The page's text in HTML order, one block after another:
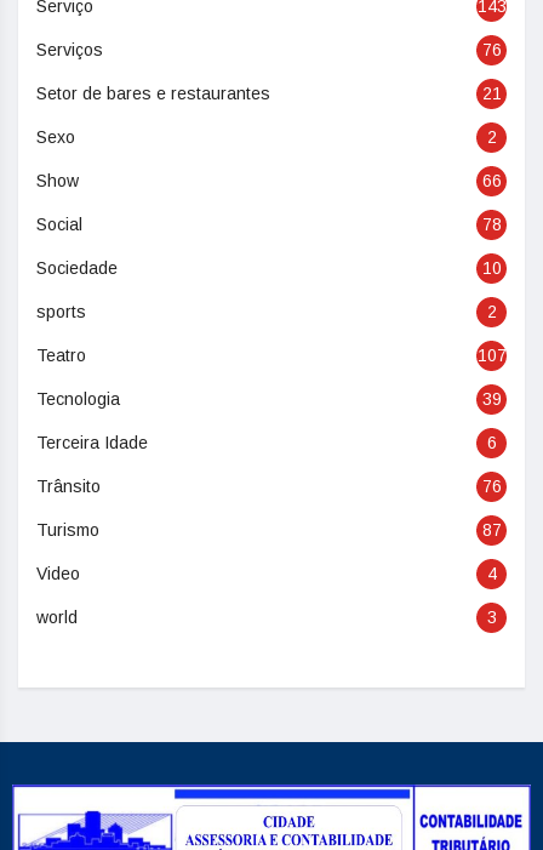
Serviço 143
Serviços 76
Setor de bares e restaurantes 21
Sexo 2
Show 66
Social 78
Sociedade 10
sports 2
Teatro 107
Tecnologia 39
Terceira Idade 6
Trânsito 76
Turismo 87
Video 4
world 3